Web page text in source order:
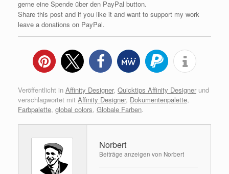
gerne eine Spende über den PayPal button.
Share this post and if you like it and want to support my work
leave a donations on PayPal.
Veröffentlicht in Affinity Designer, Quicktips Affinity Designer und
verschlagwortet mit Affinity Designer, Dokumentenpalette,
Farbpalette, global colors, Globale Farben.
Norbert
Beiträge anzeigen von Norbert